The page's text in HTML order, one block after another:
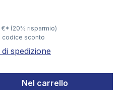
€* (20% risparmio)
codice sconto
spedizione
inserisci la
Nel carrello